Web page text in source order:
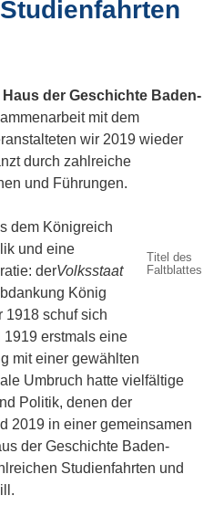
der Geschichte Baden-
mit dem
wir 2019 wieder
durch zahlreiche
und Führungen.
Titel des
Faltblattes
dem Königreich
und eine
derVolksstaat
König
1918 schuf sich
1919 erstmals eine
mit einer gewählten
Umbruch hatte vielfältige
Politik, denen der
2019 in einer gemeinsamen
der Geschichte Baden-
Studienfahrten und